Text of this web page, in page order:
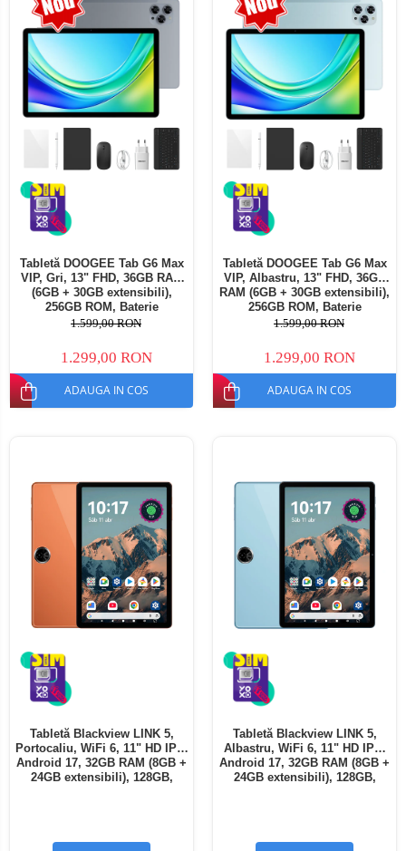
Telefoane mobile Ulefone
Telefoane mobile Unihertz
Telefoane mobile Cubot
Telefoane mobile Blackview
Telefoane mobile OSCAL
Telefoane mobile Fossibot
Telefoane mobile Lagenio
Telefoane mobile Samsung
Telefoane mobile iSEN
Telefoane mobile HUAWEI
Telefoane mobile iHunt
Telefoane mobile Xiaomi
Telefoane mobile Realme
Telefoane mobile ZTE Nubia
Tabletă DOOGEE Tab G6 Max
VIP, Gri, 13" FHD, 36GB RAM
(6GB + 30GB extensibili),
256GB ROM, Baterie
10800mAh, Android, Wi-Fi
1.599,00 RON
1.299,00 RON
ADAUGA IN COS
Tabletă DOOGEE Tab G6 Max
VIP, Albastru, 13" FHD, 36GB
RAM (6GB + 30GB extensibili),
256GB ROM, Baterie
10800mAh, Android, Wi-Fi
1.599,00 RON
1.299,00 RON
ADAUGA IN COS
Tabletă Blackview LINK 5,
Portocaliu, WiFi 6, 11" HD IPS,
Android 17, 32GB RAM (8GB +
24GB extensibili), 128GB,
Tabletă Blackview LINK 5,
Albastru, WiFi 6, 11" HD IPS,
Android 17, 32GB RAM (8GB +
24GB extensibili), 128GB,